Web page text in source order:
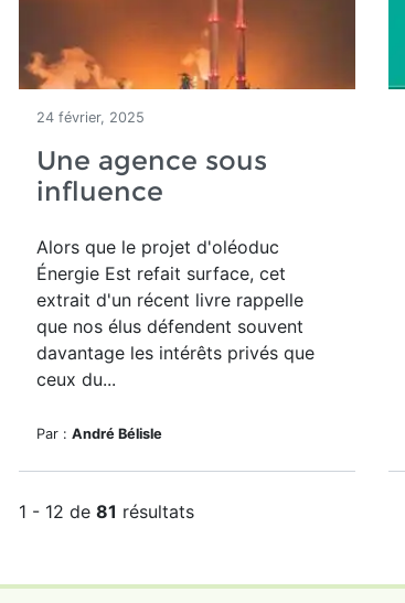
24 février, 2025
Une agence sous
influence
Alors que le projet d'oléoduc
Énergie Est refait surface, cet
extrait d'un récent livre rappelle
que nos élus défendent souvent
davantage les intérêts privés que
ceux du...
Par : André Bélisle
1 - 12 de 81 résultats